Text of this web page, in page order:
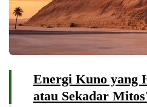
Energi Kuno yang
atau Sekadar